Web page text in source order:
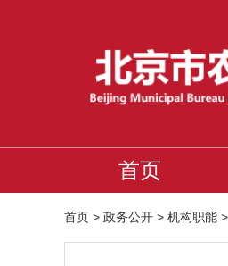
首页
首页 > 政务公开 > 机构职能 >